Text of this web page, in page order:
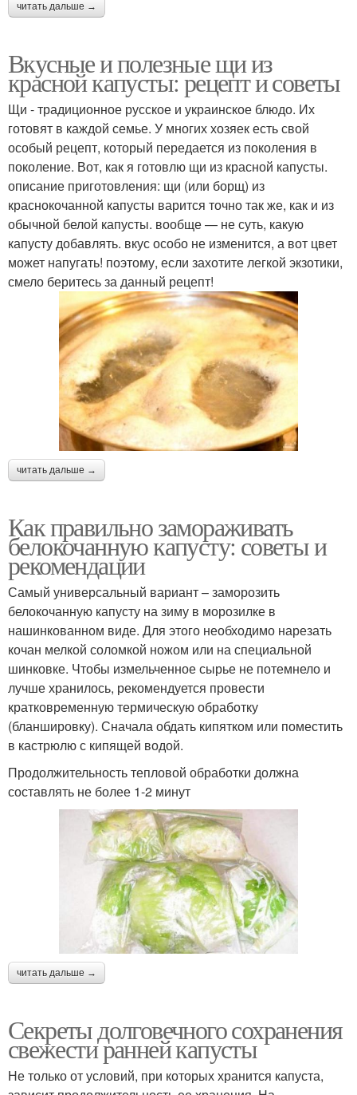
читать дальше →
Вкусные и полезные щи из
красной капусты: рецепт и советы
Щи - традиционное русское и украинское блюдо. Их
готовят в каждой семье. У многих хозяек есть свой
особый рецепт, который передается из поколения в
поколение. Вот, как я готовлю щи из красной капусты.
описание приготовления: щи (или борщ) из
краснокочанной капусты варится точно так же, как и из
обычной белой капусты. вообще — не суть, какую
капусту добавлять. вкус особо не изменится, а вот цвет
может напугать! поэтому, если захотите легкой экзотики,
смело беритесь за данный рецепт!
читать дальше →
Как правильно замораживать
белокочанную капусту: советы и
рекомендации
Самый универсальный вариант – заморозить
белокочанную капусту на зиму в морозилке в
нашинкованном виде. Для этого необходимо нарезать
кочан мелкой соломкой ножом или на специальной
шинковке. Чтобы измельченное сырье не потемнело и
лучше хранилось, рекомендуется провести
кратковременную термическую обработку
(бланшировку). Сначала обдать кипятком или поместить
в кастрюлю с кипящей водой.
Продолжительность тепловой обработки должна
составлять не более 1-2 минут
читать дальше →
Секреты долговечного сохранения
свежести ранней капусты
Не только от условий, при которых хранится капуста,